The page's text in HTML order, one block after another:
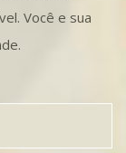
Você e sua